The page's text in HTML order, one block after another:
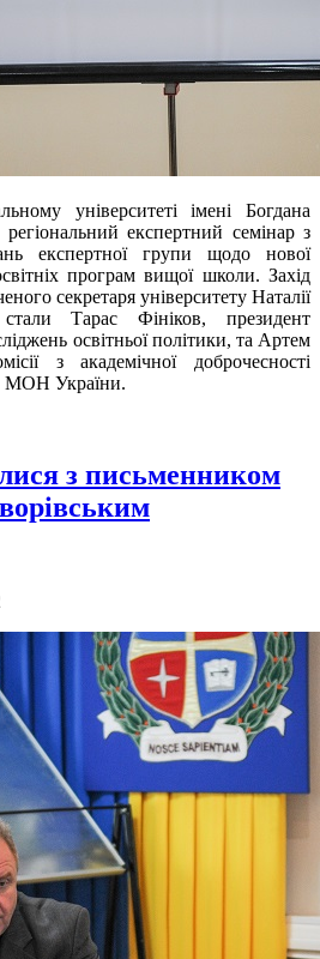
університеті імені Богдана
експертний семінар з
експертної групи щодо нової
програм вищої школи. Захід
секретаря університету Наталії
Тарас Фініков, президент
освітньої політики, та Артем
з академічної доброчесності
МОН України.
з письменником